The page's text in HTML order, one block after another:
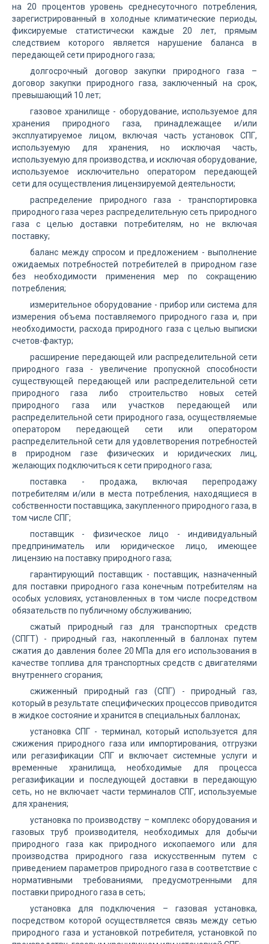
на 20 процентов уровень среднесуточного потребления,
зарегистрированный в холодные климатические периоды,
фиксируемые статистически каждые 20 лет, прямым
следствием которого является нарушение баланса в
передающей сети природного газа;
долгосрочный договор закупки природного газа –
договор закупки природного газа, заключенный на срок,
превышающий 10 лет;
газовое хранилище - оборудование, используемое для
хранения природного газа, принадлежащее и/или
эксплуатируемое лицом, включая часть установок СПГ,
используемую для хранения, но исключая часть,
используемую для производства, и исключая оборудование,
используемое исключительно оператором передающей
сети для осуществления лицензируемой деятельности;
распределение природного газа - транспортировка
природного газа через распределительную сеть природного
газа с целью доставки потребителям, но не включая
поставку;
баланс между спросом и предложением - выполнение
ожидаемых потребностей потребителей в природном газе
без необходимости применения мер по сокращению
потребления;
измерительное оборудование - прибор или система для
измерения объема поставляемого природного газа и, при
необходимости, расхода природного газа с целью выписки
счетов-фактур;
расширение передающей или распределительной сети
природного газа - увеличение пропускной способности
существующей передающей или распределительной сети
природного газа либо строительство новых сетей
природного газа или участков передающей или
распределительной сети природного газа, осуществляемые
оператором передающей сети или оператором
распределительной сети для удовлетворения потребностей
в природном газе физических и юридических лиц,
желающих подключиться к сети природного газа;
поставка - продажа, включая перепродажу
потребителям и/или в места потребления, находящиеся в
собственности поставщика, закупленного природного газа, в
том числе СПГ;
поставщик - физическое лицо - индивидуальный
предприниматель или юридическое лицо, имеющее
лицензию на поставку природного газа;
гарантирующий поставщик - поставщик, назначенный
для поставки природного газа конечным потребителям на
особых условиях, установленных в том числе посредством
обязательств по публичному обслуживанию;
сжатый природный газ для транспортных средств
(СПГТ) - природный газ, накопленный в баллонах путем
сжатия до давления более 20 МПа для его использования в
качестве топлива для транспортных средств с двигателями
внутреннего сгорания;
сжиженный природный газ (СПГ) - природный газ,
который в результате специфических процессов приводится
в жидкое состояние и хранится в специальных баллонах;
установка СПГ - терминал, который используется для
сжижения природного газа или импортирования, отгрузки
или регазификации СПГ и включает системные услуги и
временные хранилища, необходимые для процесса
регазификации и последующей доставки в передающую
сеть, но не включает части терминалов СПГ, используемые
для хранения;
установка по производству – комплекс оборудования и
газовых труб производителя, необходимых для добычи
природного газа как природного ископаемого или для
производства природного газа искусственным путем с
приведением параметров природного газа в соответствие с
нормативными требованиями, предусмотренными для
поставки природного газа в сеть;
установка для подключения – газовая установка,
посредством которой осуществляется связь между сетью
природного газа и установкой потребителя, установкой по